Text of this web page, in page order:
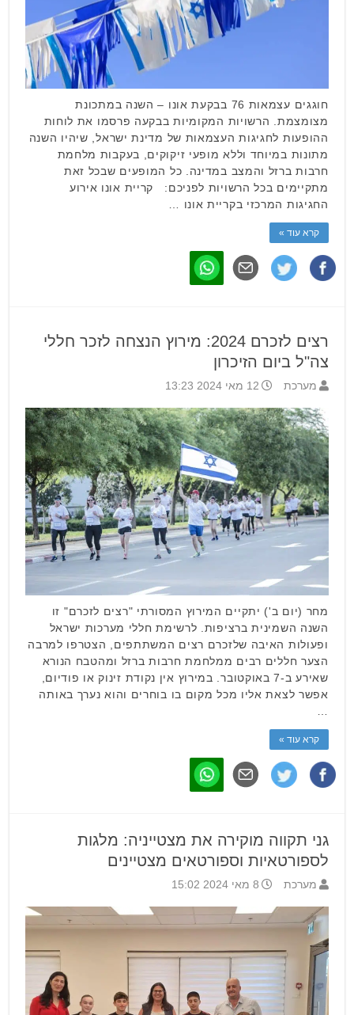
חוגגים עצמאות 76 בבקעת אונו – השנה במתכונת
מצומצמת. הרשויות המקומיות בבקעה פרסמו את לוחות
ההופעות לחגיגות העצמאות של מדינת ישראל, שיהיו השנה
מתונות במיוחד וללא מופעי זיקוקים, בעקבות מלחמת
חרבות ברזל והמצב במדינה. כל המופעים שבכל זאת
מתקיימים בכל הרשויות לפניכם: קריית אונו אירוע
החגיגות המרכזי בקריית אונו …
קרא עוד »
רצים לזכרם 2024: מירוץ הנצחה לזכר חללי
צה"ל ביום הזיכרון
מערכת 12 מאי 2024 13:23
מחר (יום ב') יתקיים המירוץ המסורתי "רצים לזכרם" זו
השנה השמינית ברציפות. לרשימת חללי מערכות ישראל
ופעולות האיבה שלזכרם רצים המשתתפים, הצטרפו למרבה
הצער חללים רבים ממלחמת חרבות ברזל ומהטבח הנורא
שאירע ב-7 באוקטובר. במירוץ אין נקודת זינוק או פודיום,
אפשר לצאת אליו מכל מקום בו בוחרים והוא נערך באותה
קרא עוד »
גני תקווה מוקירה את מצטייניה: מלגות
לספורטאיות וספורטאים מצטיינים
מערכת 8 מאי 2024 15:02